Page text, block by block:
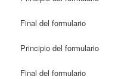
Final del formulario
Principio del formulario
Final del formulario